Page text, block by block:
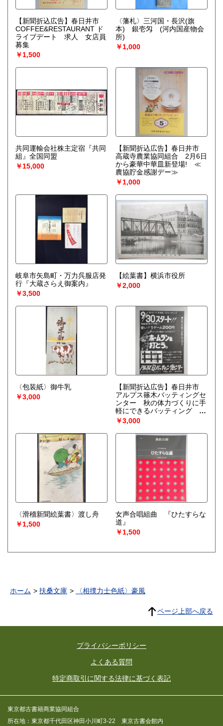
【新聞折込広告】春日井市
COFFEE&RESTAURANT ド
ライブデート 求人 女店員
募集
￥1,500
〈藩札〉三河国・長沢(旗
本) 銀壱匁 (河内国産物会
所)
￥1,000
共同運輸会社株主定宿『共同
組』全国同盟
￥15,000
【新聞折込広告】春日井市
高蔵寺農業協同組合 2月6日
から豪華中華皿新登場! ≪
農協貯金感謝デー≫
￥1,000
岐阜市矢島町・万力呉服店発
行『大蔵さらえ御案内』
￥3,500
【絵葉書】横浜市役所
￥2,000
〈包装紙〉御牛乳
￥3,000
【新聞折込広告】春日井市
アルプス篠木バッティングセ
ンター 秋の体力づくりに手
軽にできるバッティング 9
月30日スタート?
￥3,000
〈滑稽新聞絵葉書〉渡し舟
￥1,500
女声合唱組曲 『ひたすらな
道』
￥1,500
ホーム 扶桑文庫 〈相撲力士色紙〉豪風
ページ上部へ戻る
プライバシーポリシー
よくある質問
特定商取引に関する法律に基づく表記
東京都古書籍商業協同組合
所在地：東京都千代田区神田小川町3-22 東京古書会館内